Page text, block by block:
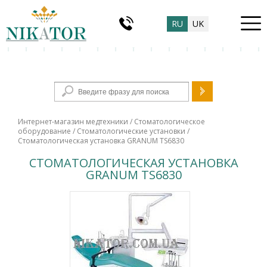
RU UK
Форма поиска
Интернет-магазин медтехники / Стоматологическое
оборудование / Стоматологические установки /
Стоматологическая установка GRANUM TS6830
СТОМАТОЛОГИЧЕСКАЯ УСТАНОВКА
GRANUM TS6830